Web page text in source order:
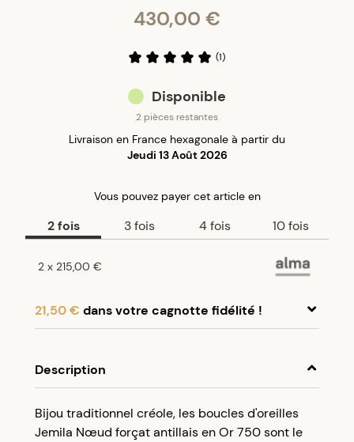
430,00 €
(1)
Disponible
2 pièces restantes
Livraison en France hexagonale à partir du
Jeudi 13 Août 2026
Vous pouvez payer cet articleen
2fois 3fois 4fois 10fois
2 x 215,00 €
21,50 € dans votre cagnotte fidélité !
compte client et cumulez 5% de vos achats dans
votre cagnotte fidélité sans minimum d’achat.
Description
Bijou traditionnel créole, les boucles d'oreilles
Jemila Nœud forçat antillais en Or 750 sont le